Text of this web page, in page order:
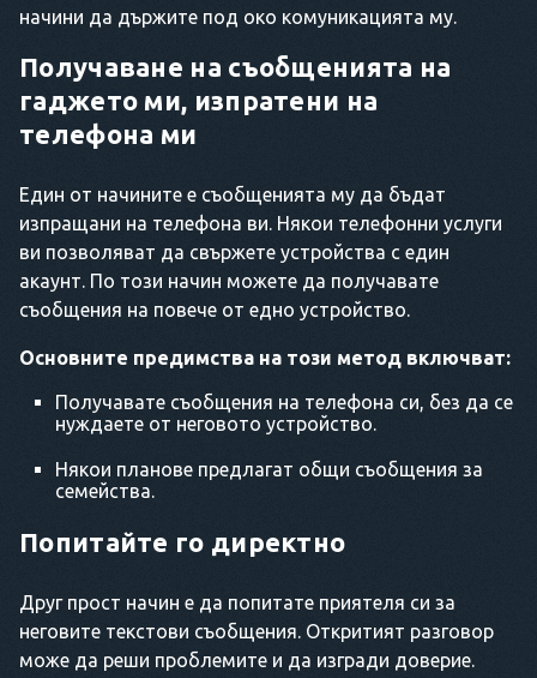
начини да държите под око комуникацията му.
Получаване на съобщенията на
гаджето ми, изпратени на
телефона ми
Един от начините е съобщенията му да бъдат
изпращани на телефона ви. Някои телефонни услуги
ви позволяват да свържете устройства с един
акаунт. По този начин можете да получавате
съобщения на повече от едно устройство.
Основните предимства на този метод включват:
Получавате съобщения на телефона си, без да се
нуждаете от неговото устройство.
Някои планове предлагат общи съобщения за
семейства.
Попитайте го директно
Друг прост начин е да попитате приятеля си за
неговите текстови съобщения. Откритият разговор
може да реши проблемите и да изгради доверие.